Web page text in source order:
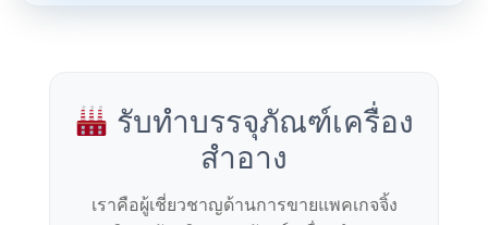
รับทำบรรจุภัณฑ์เครื่อง
สำอาง
เราคือผู้เชี่ยวชาญด้านการขายแพคเกจจิ้ง